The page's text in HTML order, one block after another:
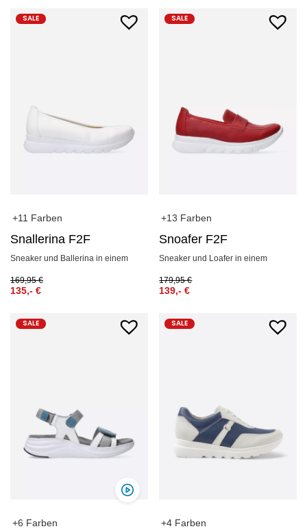
SALE
+11 Farben
Snallerina F2F
Sneaker und Ballerina in einem
169,95€
135,- €
SALE
+13 Farben
Snoafer F2F
Sneaker und Loafer in einem
179,95€
139,-€
SALE
+6 Farben
SALE
+4 Farben